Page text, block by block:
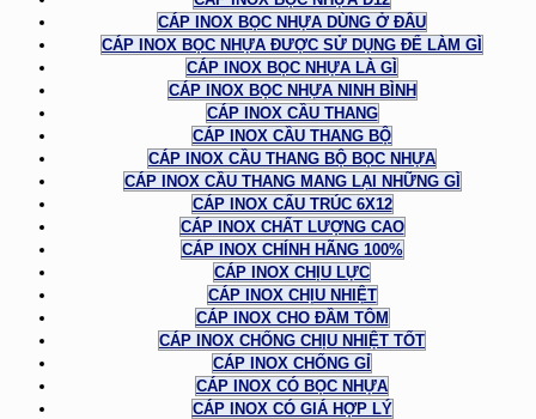
CÁP INOX BỌC NHỰA DÙNG Ở ĐÂU
CÁP INOX BỌC NHỰA ĐƯỢC SỬ DỤNG ĐỂ LÀM GÌ
CÁP INOX BỌC NHỰA LÀ GÌ
CÁP INOX BỌC NHỰA NINH BÌNH
CÁP INOX CẦU THANG
CÁP INOX CẦU THANG BỘ
CÁP INOX CẦU THANG BỘ BỌC NHỰA
CÁP INOX CẦU THANG MANG LẠI NHỮNG GÌ
CÁP INOX CẤU TRÚC 6X12
CÁP INOX CHẤT LƯỢNG CAO
CÁP INOX CHÍNH HÃNG 100%
CÁP INOX CHỊU LỰC
CÁP INOX CHỊU NHIỆT
CÁP INOX CHO ĐẦM TÔM
CÁP INOX CHỐNG CHỊU NHIỆT TỐT
CÁP INOX CHỐNG GỈ
CÁP INOX CÓ BỌC NHỰA
CÁP INOX CÓ GIÁ HỢP LÝ